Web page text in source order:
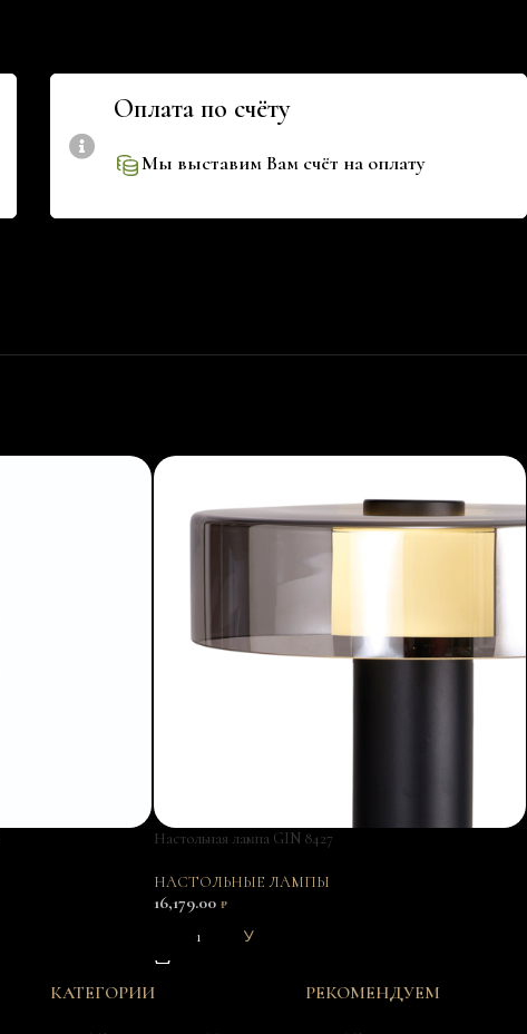
Оплата по счёту
Мы выставим Вам счёт на оплату
Настольная лампа GIN 8427
НАСТОЛЬНЫЕ ЛАМПЫ
16,179.00 ₽
В КОРЗИНУ
КАТЕГОРИИ РЕКОМЕНДУЕМ